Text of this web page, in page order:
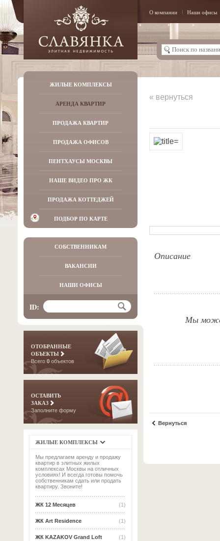
О компании Наши офисы
ЖИЛЫЕ КОМПЛЕКСЫ
АРЕНДА КВАРТИР
ПРОДАЖА КВАРТИР
ПРОДАЖА ОФИСОВ
ПЕНТХАУСЫ МОСКВЫ
НАШЕ ВИДЕО ПРО ЖК
ПРОДАЖА КОТТЕДЖЕЙ
ПОДБОР ПО КАРТЕ
СОБСТВЕННИКАМ
ВАКАНСИИ
НАШИ ОФИСЫ
ID:
ОТОБРАННЫЕ
ОБЪЕКТЫ
Всего 0 объектов
ОСТАВИТЬ
ЗАКАЗ
Заполните форму
ЖИЛЫЕ КОМПЛЕКСЫ
Мы предлагаем аренду и продажу
квартир в элитных жилых
комплексах Москвы на отличных
условиях! И всегда готовы помочь
собственникам сдать или продать
квартиру. Звоните!
(1)
ЖК 12 Месяцев
(1)
ЖК Art Residence
(1)
ЖК KAZAKOV Grand Loft
« вернуться
Описание
Мы
Вернуться